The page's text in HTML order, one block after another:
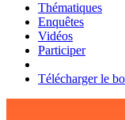
Thématiques
Enquêtes
Vidéos
Participer
Télécharger le